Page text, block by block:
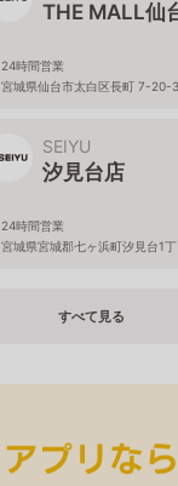
THE MALL仙
24時間営業
宮城県仙台市太白区長町 7-20-3
SEIYU
汐見台店
24時間営業
宮城県宮城郡七ヶ浜町汐見台1
すべて見る